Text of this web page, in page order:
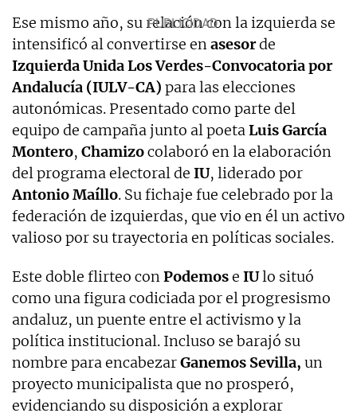
Ese mismo año, su relación con la izquierda se
intensificó al convertirse enasesorde
Izquierda Unida Los Verdes-Convocatoria por
Andalucía (IULV-CA) para las elecciones
autonómicas. Presentado como parte del
equipo de campaña junto al poetaLuis García
Montero, Chamizocolaboró en la elaboración
del programa electoral de IU, liderado por
Antonio Maíllo. Su fichaje fue celebrado por la
federación de izquierdas, que vio en él un activo
valioso por su trayectoria en políticas sociales.
Este doble flirteo conPodemose IUlo situó
como una figura codiciada por el progresismo
andaluz, un puente entre el activismo y la
política institucional. Incluso se barajó su
nombre para encabezarGanemos Sevilla, un
proyecto municipalista que no prosperó,
evidenciando su disposición a explorar